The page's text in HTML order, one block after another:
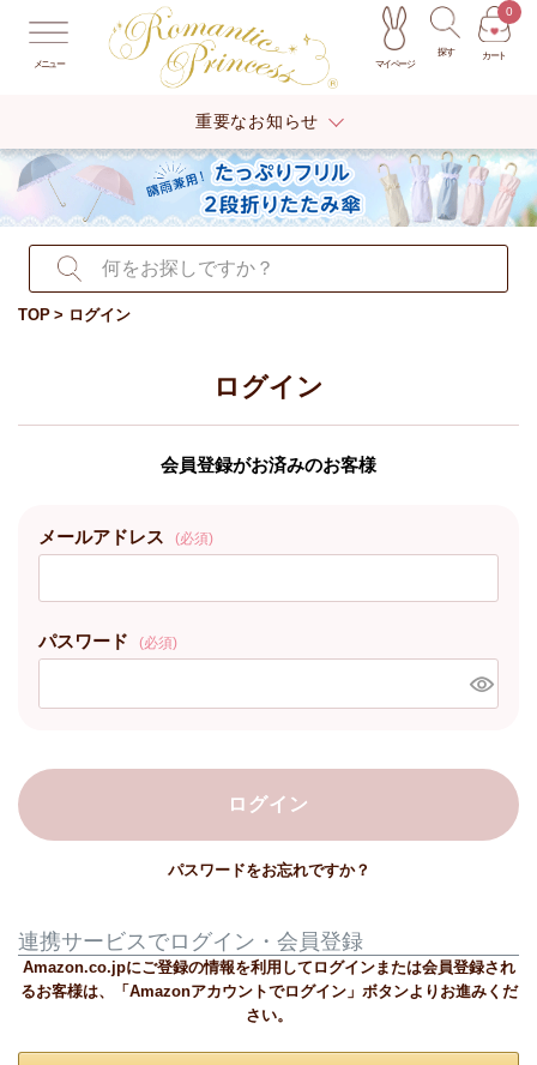
メニュー マイページ
探す カート
0
重要なお知らせ
TOP ログイン
ログイン
会員登録がお済みのお客様
メールアドレス (必須)
パスワード (必須)
ログイン
パスワードをお忘れですか？
連携サービスでログイン・会員登録
Amazon.co.jpにご登録の情報を利用してログインまたは会員登録され
るお客様は、「Amazonアカウントでログイン」ボタンよりお進みくだ
さい。